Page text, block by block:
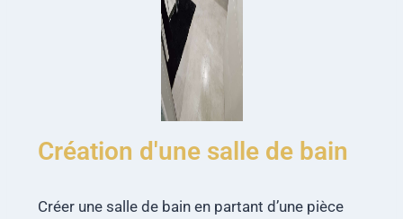
Création d'une salle de bain
Créer une salle de bain en partant d’une pièce